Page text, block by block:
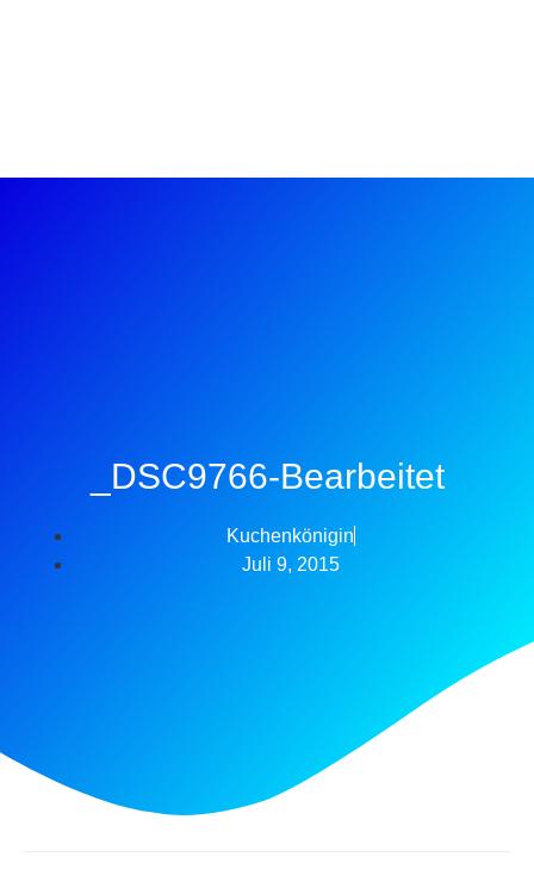
_DSC9766-Bearbeitet
Kuchenkönigin
Juli 9, 2015